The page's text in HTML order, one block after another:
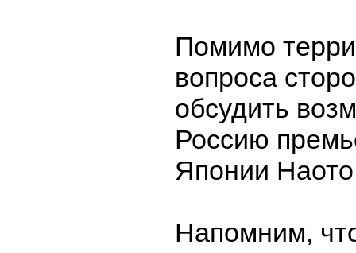
Помимо
вопроса
обсудить
Россию
Японии
Напомним,